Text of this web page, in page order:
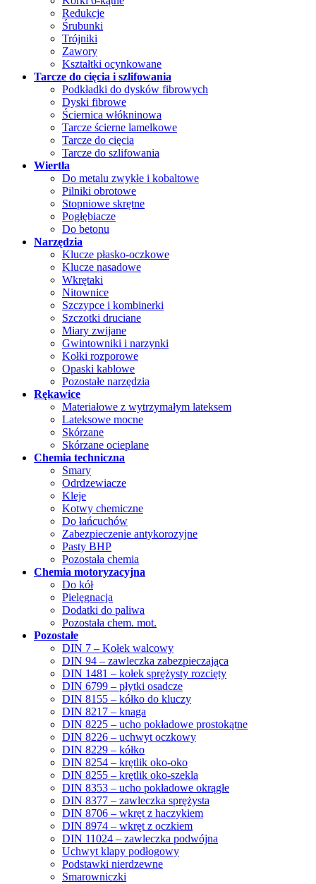
Redukcje
Śrubunki
Trójniki
Zawory
Kształtki ocynkowane
Tarcze do cięcia i szlifowania
Podkładki do dysków fibrowych
Dyski fibrowe
Ściernica włókninowa
Tarcze ścierne lamelkowe
Tarcze do cięcia
Tarcze do szlifowania
Wiertła
Do metalu zwykłe i kobaltowe
Pilniki obrotowe
Stopniowe skrętne
Pogłębiacze
Do betonu
Narzędzia
Klucze płasko-oczkowe
Klucze nasadowe
Wkrętaki
Nitownice
Szczypce i kombinerki
Szczotki druciane
Miary zwijane
Gwintowniki i narzynki
Kołki rozporowe
Opaski kablowe
Pozostałe narzędzia
Rękawice
Materiałowe z wytrzymałym lateksem
Lateksowe mocne
Skórzane
Skórzane ocieplane
Chemia techniczna
Smary
Odrdzewiacze
Kleje
Kotwy chemiczne
Do łańcuchów
Zabezpieczenie antykorozyjne
Pasty BHP
Pozostała chemia
Chemia motoryzacyjna
Do kół
Pielęgnacja
Dodatki do paliwa
Pozostała chem. mot.
Pozostałe
DIN 7 – Kołek walcowy
DIN 94 – zawleczka zabezpieczająca
DIN 1481 – kołek sprężysty rozcięty
DIN 6799 – płytki osadcze
DIN 8155 – kółko do kluczy
DIN 8217 – knaga
DIN 8225 – ucho pokładowe prostokątne
DIN 8226 – uchwyt oczkowy
DIN 8229 – kółko
DIN 8254 – krętlik oko-oko
DIN 8255 – krętlik oko-szekla
DIN 8353 – ucho pokładowe okrągłe
DIN 8377 – zawleczka sprężysta
DIN 8706 – wkręt z haczykiem
DIN 8974 – wkręt z oczkiem
DIN 11024 – zawleczka podwójna
Uchwyt klapy podłogowy
Podstawki nierdzewne
Smarowniczki